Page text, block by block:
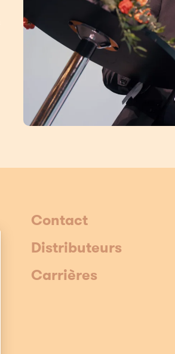
Contact
Distributeurs
Carrières